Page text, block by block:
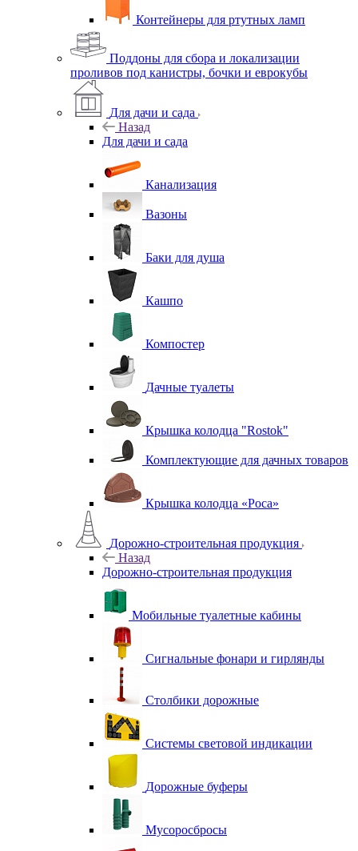
Контейнеры для ртутных ламп
Поддоны для сбора и локализации
проливов под канистры, бочки и еврокубы
Для дачи и сада
Назад
Для дачи и сада
Канализация
Вазоны
Баки для душа
Кашпо
Компостер
Дачные туалеты
Крышка колодца "Rostok"
Комплектующие для дачных товаров
Крышка колодца «Роса»
Дорожно-строительная продукция
Назад
Дорожно-строительная продукция
Мобильные туалетные кабины
Сигнальные фонари и гирлянды
Столбики дорожные
Системы световой индикации
Дорожные буферы
Мусоросбросы